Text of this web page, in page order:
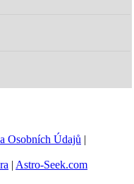
Osobních Údajů |
| Astro-Seek.com